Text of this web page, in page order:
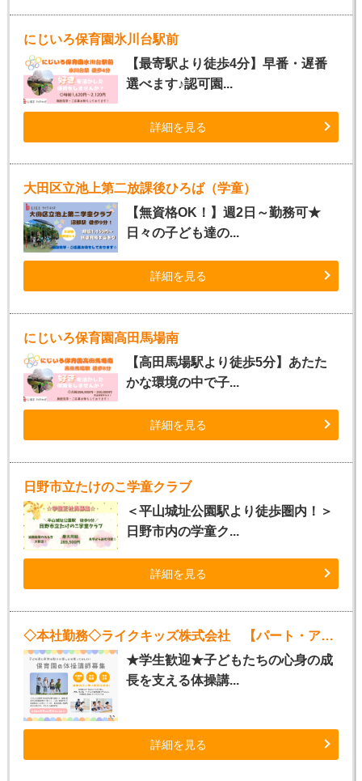
にじいろ保育園氷川台駅前
【最寄駅より徒歩4分】早番・遅番
選べます♪認可園...
詳細を見る
大田区立池上第二放課後ひろば（学童）
【無資格OK！】週2日～勤務可★
日々の子ども達の...
詳細を見る
にじいろ保育園高田馬場南
【高田馬場駅より徒歩5分】あたた
かな環境の中で子...
詳細を見る
日野市立たけのこ学童クラブ
＜平山城址公園駅より徒歩圏内！＞
日野市内の学童ク...
詳細を見る
◇本社勤務◇ライクキッズ株式会社 【パート・アルバイト体操講師】
★学生歓迎★子どもたちの心身の成
長を支える体操講...
詳細を見る